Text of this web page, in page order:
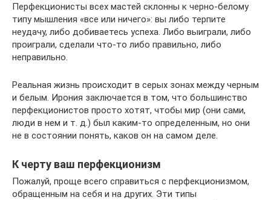
Перфекционисты всех мастей склонны к черно-белому
типу мышления «все или ничего»: вы либо терпите
неудачу, либо добиваетесь успеха. Либо выиграли, либо
проиграли, сделали что-то либо правильно, либо
неправильно.
Реальная жизнь происходит в серых зонах между черным
и белым. Ирония заключается в том, что большинство
перфекционистов просто хотят, чтобы мир (они сами,
люди в нем и т. д.) был каким-то определенным, но они
не в состоянии понять, каков он на самом деле.
К черту ваш перфекционизм
Пожалуй, проще всего справиться с перфекционизмом,
обращенным на себя и на других. Эти типы